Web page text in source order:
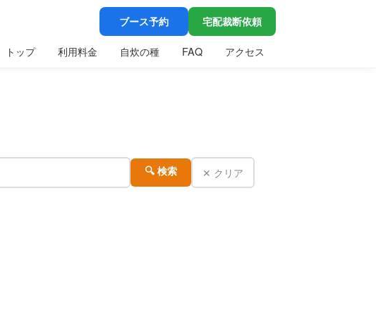
ブース予約 宅配裁断依頼
トップ 利用料金 自炊の種 FAQ アクセス
🔍 検索 ✕ クリア